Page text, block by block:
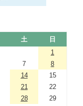
土
日
1
7
8
14
15
21
22
28
29